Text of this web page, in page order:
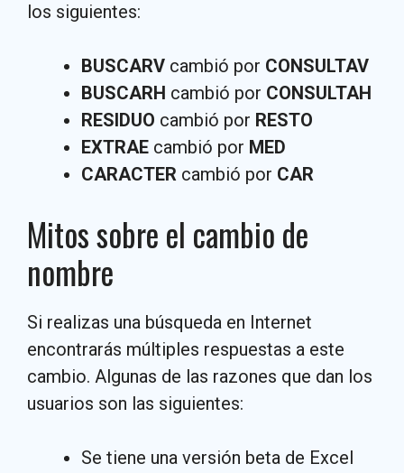
los siguientes:
BUSCARV cambió por CONSULTAV
BUSCARH cambió por CONSULTAH
RESIDUO cambió por RESTO
EXTRAE cambió por MED
CARACTER cambió por CAR
Mitos sobre el cambio de
nombre
Si realizas una búsqueda en Internet
encontrarás múltiples respuestas a este
cambio. Algunas de las razones que dan los
usuarios son las siguientes:
Se tiene una versión beta de Excel